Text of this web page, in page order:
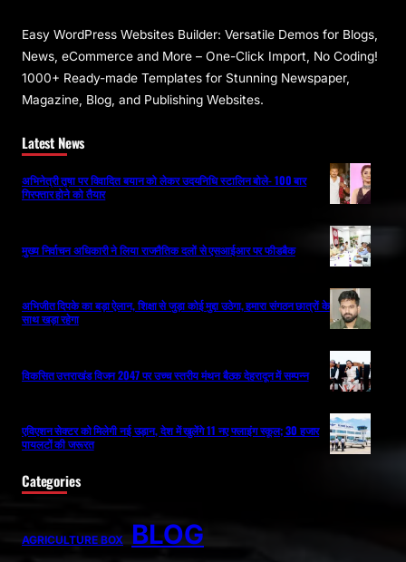
Easy WordPress Websites Builder: Versatile Demos for Blogs,
News, eCommerce and More – One-Click Import, No Coding!
1000+ Ready-made Templates for Stunning Newspaper,
Magazine, Blog, and Publishing Websites.
Latest News
अभिनेत्री तृषा पर विवादित बयान को लेकर उदयनिधि स्टालिन बोले- 100 बार
गिरफ्तार होने को तैयार
मुख्य निर्वाचन अधिकारी ने लिया राजनैतिक दलों से एसआईआर पर फीडबैक
अभिजीत दिपके का बड़ा ऐलान, शिक्षा से जुड़ा कोई मुद्दा उठेगा, हमारा संगठन छात्रों के
साथ खड़ा रहेगा
विकसित उत्तराखंड विजन 2047 पर उच्च स्तरीय मंथन बैठक देहरादून में सम्पन्न
एविएशन सेक्टर को मिलेगी नई उड़ान, देश में खुलेंगे 11 नए फ्लाइंग स्कूल; 30 हजार
पायलटों की जरूरत
Categories
AGRICULTURE BOX BLOG